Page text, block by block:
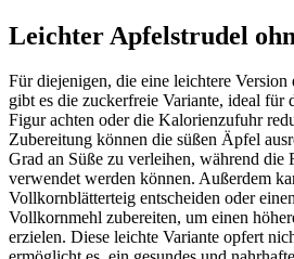
Leichter Apfelstrudel
Für diejenigen, die eine leichtere Version
gibt es die zuckerfreie Variante, ideal für
Figur achten oder die Kalorienzufuhr
Zubereitung können die süßen Äpfel
Grad an Süße zu verleihen, während die
verwendet werden können. Außerdem
Vollkornblätterteig entscheiden oder
Vollkornmehl zubereiten, um einen
erzielen. Diese leichte Variante opfert